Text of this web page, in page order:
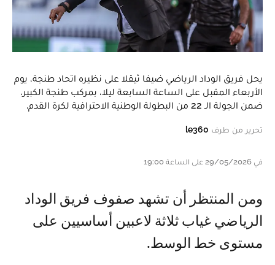
يحل فريق الوداد الرياضي ضيفا ثيقلا على نظيره اتحاد طنجة، يوم
الأربعاء المقبل على الساعة السابعة ليلا، بمركب طنجة الكبير،
ضمن الجولة الـ 22 من البطولة الوطنية الاحترافية لكرة القدم.
تحرير من طرف le360
في 29/05/2026 على الساعة 19:00
ومن المنتظر أن تشهد صفوف فريق الوداد
الرياضي غياب ثلاثة لاعبين أساسيين على
مستوى خط الوسط.